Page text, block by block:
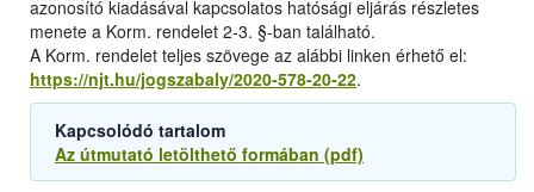
azonosító kiadásával kapcsolatos hatósági eljárás részletes
menete a Korm. rendelet 2-3. §-ban található.
A Korm. rendelet teljes szövege az alábbi linken érhető el:
https://njt.hu/jogszabaly/2020-578-20-22.
Kapcsolódó tartalom
Az útmutató letölthető formában (pdf)